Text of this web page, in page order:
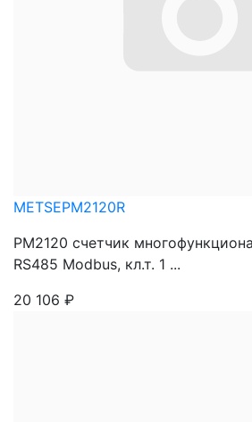
METSEPM2120R
PM2120 счетчик
RS485 Modbus, кл.т. 1 ...
20 106 ₽